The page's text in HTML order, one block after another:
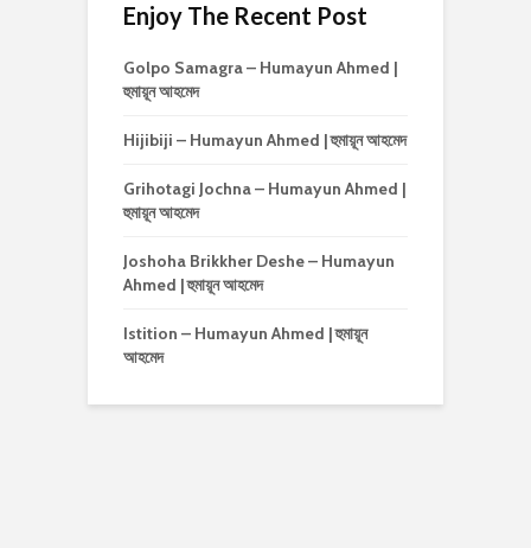
Enjoy The Recent Post
Golpo Samagra – Humayun Ahmed |
হুমায়ূন আহমেদ
Hijibiji – Humayun Ahmed | হুমায়ূন আহমেদ
Grihotagi Jochna – Humayun Ahmed |
হুমায়ূন আহমেদ
Joshoha Brikkher Deshe – Humayun
Ahmed | হুমায়ূন আহমেদ
Istition – Humayun Ahmed | হুমায়ূন
আহমেদ